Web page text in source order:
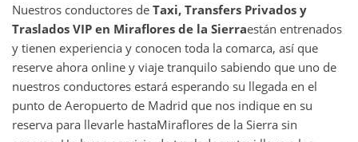
Nuestros conductores de Taxi, Transfers Privados y
Traslados VIP en Miraflores de la Sierraestán entrenados
y tienen experiencia y conocen toda la comarca, así que
reserve ahora online y viaje tranquilo sabiendo que uno de
nuestros conductores estará esperando su llegada en el
punto de Aeropuerto de Madrid que nos indique en su
reserva para llevarle hastaMiraflores de la Sierra sin